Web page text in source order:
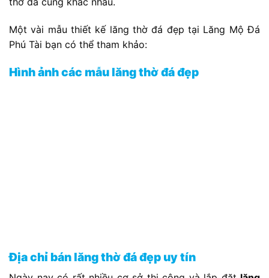
Một vài mẫu thiết kế lăng thờ đá đẹp tại Lăng Mộ Đá
Phú Tài bạn có thể tham khảo:
Hình ảnh các mẫu lăng thờ đá đẹp
Địa chỉ bán lăng thờ đá đẹp uy tín